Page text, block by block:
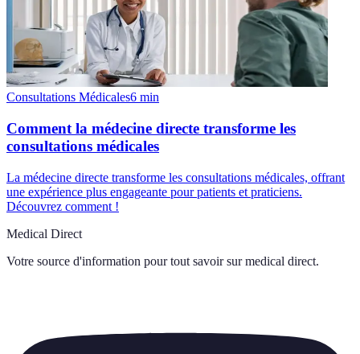
Consultations Médicales6 min
Comment la médecine directe transforme les
consultations médicales
La médecine directe transforme les consultations médicales, offrant
une expérience plus engageante pour patients et praticiens.
Découvrez comment !
Medical Direct
Votre source d'information pour tout savoir sur medical direct.